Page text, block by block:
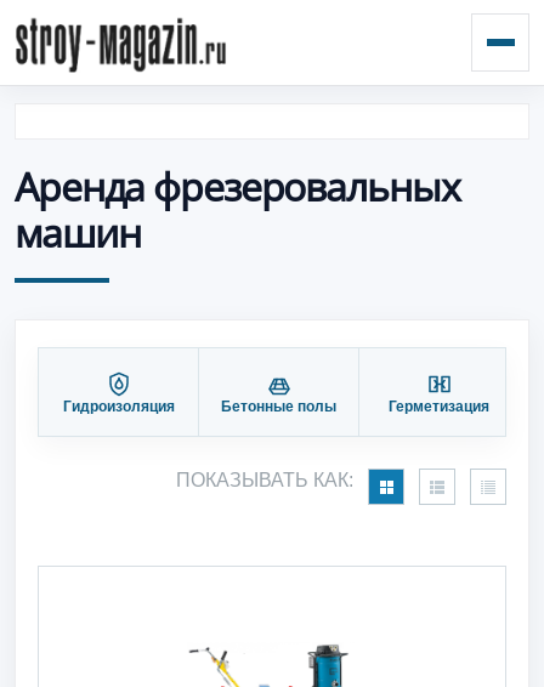
Аренда фрезеровальных
машин
Гидроизоляция Бетонные полы Герметизация
ПОКАЗЫВАТЬ КАК: